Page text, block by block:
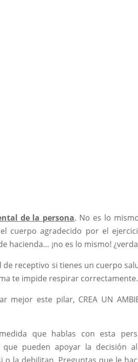
de la persona. No es lo
cuerpo agradecido por el
hacienda… ¡no es lo mismo!
de receptivo si tienes un cuerpo
te impide respirar correctamente.
este pilar, CREA UN
que hablas con esta
que pueden apoyar la decisión